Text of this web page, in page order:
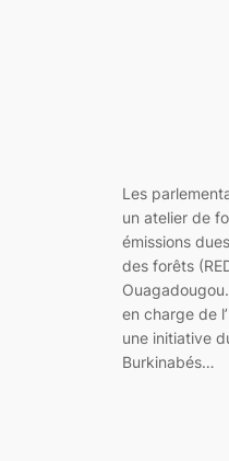
Les
un atelier de
émissions
des forêts
en charge de
une initiative
Burkinabés…